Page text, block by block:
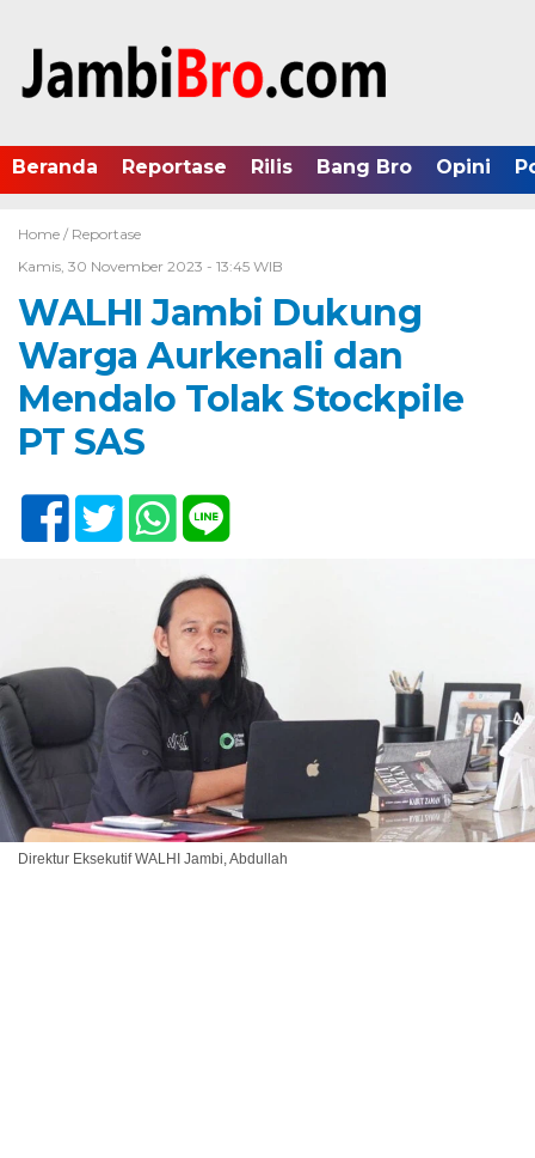
Beranda Reportase Rilis Bang Bro Opini
Home / Reportase
Kamis, 30 November 2023 - 13:45 WIB
WALHI Jambi Dukung
Warga Aurkenali dan
Mendalo Tolak Stockpile
PT SAS
Direktur Eksekutif WALHI Jambi, Abdullah